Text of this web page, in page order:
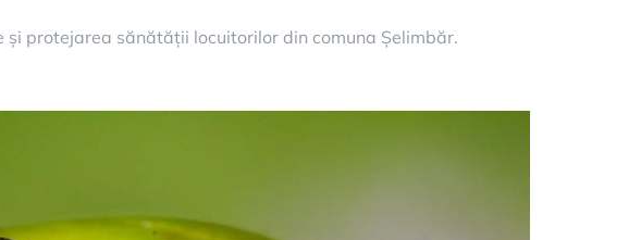
protejarea sănătății locuitorilor din comuna Șelimbăr.